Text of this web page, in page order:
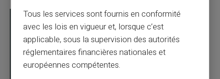
Tous les services sont fournis en conformité
avec les lois en vigueur et, lorsque c’est
applicable, sous la supervision des autorités
réglementaires financières nationales et
européennes compétentes.